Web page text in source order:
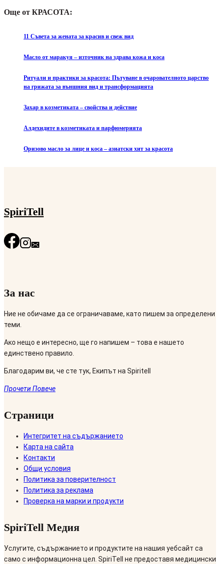
Още от КРАСОТА:
11 Съвета за жената за красив и свеж вид
Масло от маракуя – източник на здрава кожа и коса
Ритуали и практики за красота: Пътуване в очарователното царство
на грижата за външния вид и трансформацията
Захар в козметиката – свойства и действие
Алдехидите в козметиката и парфюмерията
Оризово масло за лице и коса – азиатски хит за красота
SpiriTell
За нас
Ние не обичаме да се ограничаваме, като пишем за определени
теми.
Ако нещо е интересно, ще го напишем – това е нашето
единствено правило.
Благодарим ви, че сте тук, Екипът на Spiritell
Прочети Повече
Страници
Интегритет на съдържанието
Карта на сайта
Контакти
Общи условия
Политика за поверителност
Политика за реклама
Проверка на марки и продукти
SpiriTell Медия
Услугите, съдържанието и продуктите на нашия уебсайт са
само с информационна цел. SpiriTell не предоставя медицински